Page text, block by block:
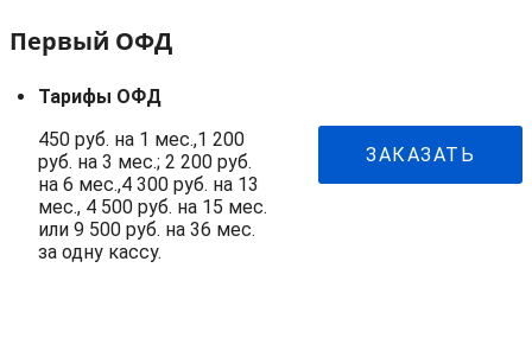
Первый ОФД
Тарифы ОФД
450 руб. на 1 мес.,1 200
руб. на 3 мес.; 2 200 руб.
на 6 мес.,4 300 руб. на 13
мес., 4 500 руб. на 15 мес.
или 9 500 руб. на 36 мес.
за одну кассу.
ЗАКАЗАТЬ